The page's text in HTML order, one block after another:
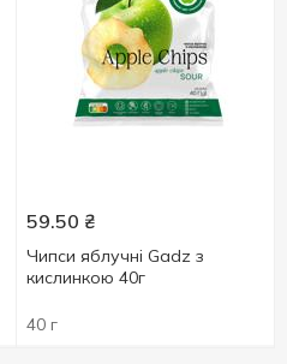
59.50 ₴
Чипси яблучні Gadz з
кислинкою 40г
40 г